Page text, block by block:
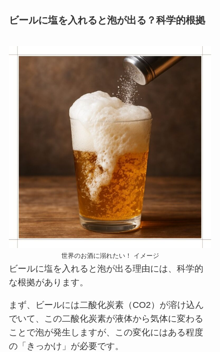
ビールに塩を入れると泡が出る？科学的根拠
世界のお酒に溺れたい！ イメージ
ビールに塩を入れると泡が出る理由には、科学的
な根拠があります。
まず、ビールには二酸化炭素（CO2）が溶け込ん
でいて、この二酸化炭素が液体から気体に変わる
ことで泡が発生しますが、この変化にはある程度
の「きっかけ」が必要です。